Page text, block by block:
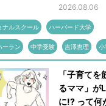
2026.08.06
ナルスクール ハーバード大学
ーラン 中学受験 吉澤恵理 小
「子育てを
るママ」が
に!? って何